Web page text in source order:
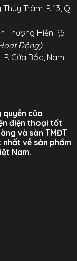
cấp và nhựa
hiện đại
tốt hơn, đảm
dài.
xo chắc chắn
cắm, duy trì
xóc nảy.
cho hầu hết các
đến xe tải,
quá nhiệt,
điện của xe và
Trâm, P. 13, Q.
Thượng Hiền P,5
Động)
P. Cửa Bắc, Nam
quyền của
điện thoại tốt
và sàn TMĐT
về sản phẩm
Nam.